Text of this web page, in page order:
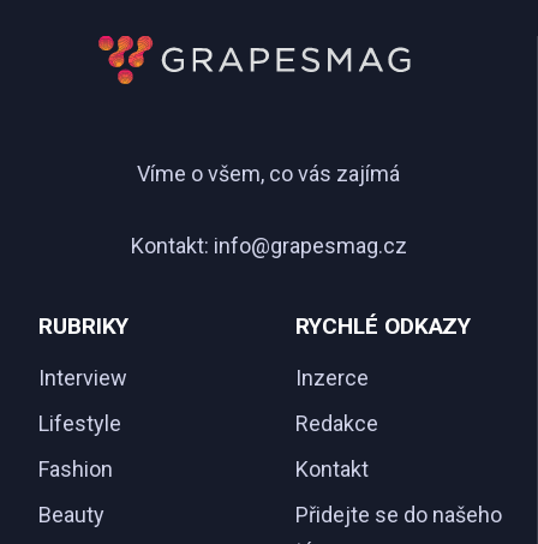
Víme o všem, co vás zajímá
Kontakt: info@grapesmag.cz
RUBRIKY
Interview
Lifestyle
Fashion
Beauty
RYCHLÉ ODKAZY
Inzerce
Redakce
Kontakt
Přidejte se do našeho